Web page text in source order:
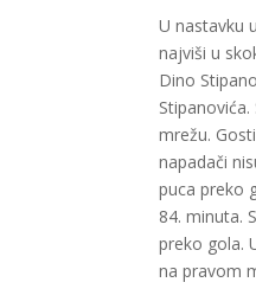
U nastavku
najviši u
Dino
mrežu.
napadači
puca preko
84. minuta.
preko gola.
na pravom